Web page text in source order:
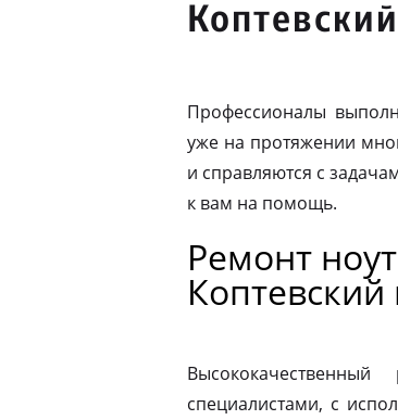
Профессионалы
уже на протяжении
и справляются с
к вам на помощь.
Ремонт
Коптевский
специалистами, с